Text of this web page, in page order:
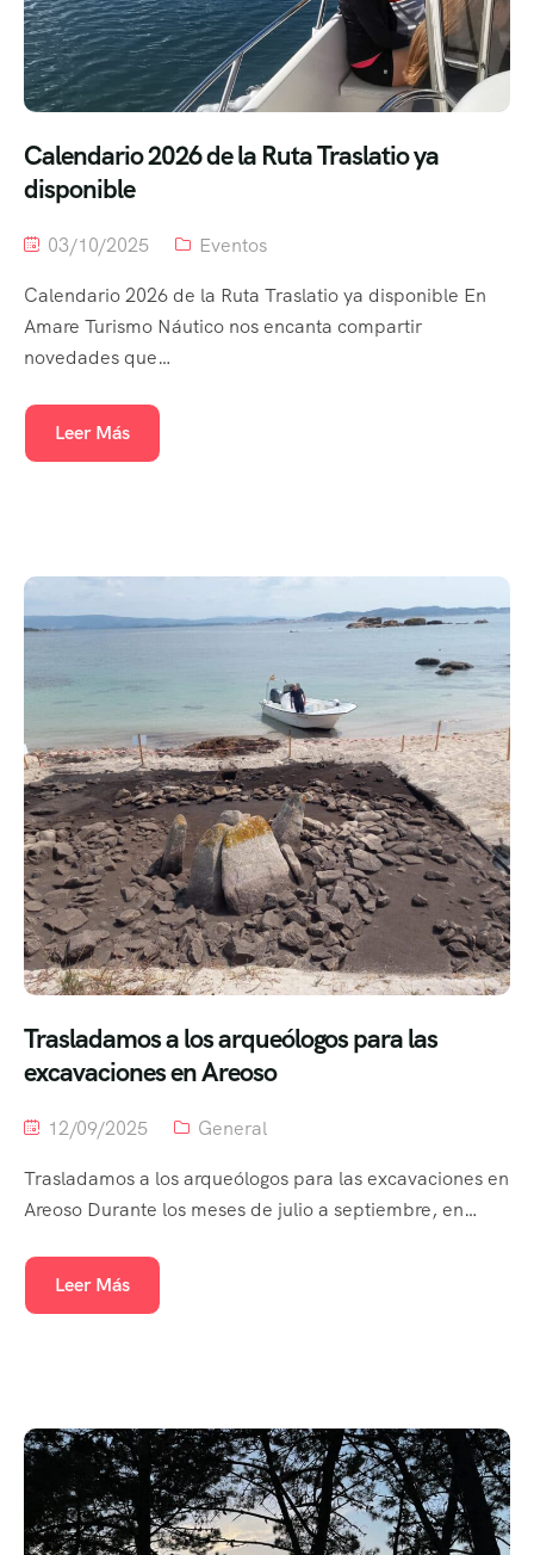
Calendario 2026 de la Ruta Traslatio ya
disponible
03/10/2025
Eventos
Calendario 2026 de la Ruta Traslatio ya disponible En
Amare Turismo Náutico nos encanta compartir
novedades que…
Leer Más
Trasladamos a los arqueólogos para las
excavaciones en Areoso
12/09/2025
General
Trasladamos a los arqueólogos para las excavaciones en
Areoso Durante los meses de julio a septiembre, en…
Leer Más